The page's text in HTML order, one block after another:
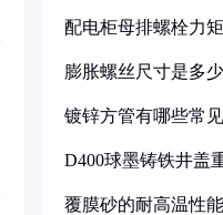
配电柜母排螺栓力
膨胀螺丝尺寸是多少
镀锌方管有哪些常
D400球墨铸铁井盖
覆膜砂的耐高温性